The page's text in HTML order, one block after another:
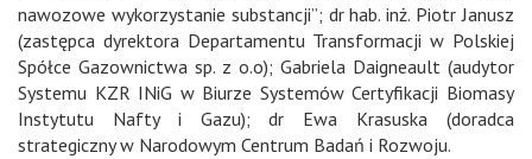
nawozowe wykorzystanie substancji”; dr hab. inż. Piotr Janusz
(zastępca dyrektora Departamentu Transformacji w Polskiej
Spółce Gazownictwa sp. z o.o); Gabriela Daigneault (audytor
Systemu KZR INiG w Biurze Systemów Certyfikacji Biomasy
Instytutu Nafty i Gazu); dr Ewa Krasuska (doradca
strategiczny w Narodowym Centrum Badań i Rozwoju.